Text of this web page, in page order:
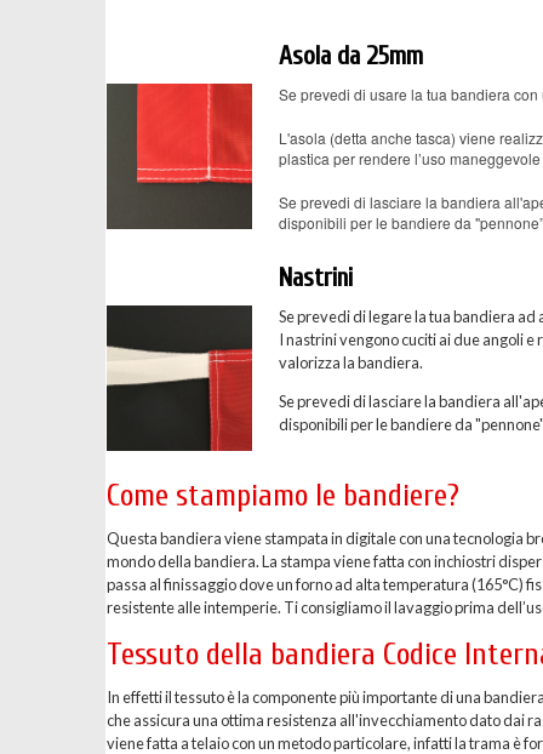
Asola da 25mm
Se prevedi di usare la tua bandiera
L'asola (detta anche tasca) viene
plastica per rendere l’uso
Se prevedi di lasciare la bandiera
disponibili per le bandiere da
Nastrini
Se prevedi di legare la tua bandiera
I nastrini vengono cuciti ai due angoli
valorizza la bandiera.
Se prevedi di lasciare la bandiera
disponibili per le bandiere da
Come stampiamo le bandiere?
Questa bandiera viene stampata in digitale con una tecnologia
mondo della bandiera. La stampa viene fatta con inchiostri
passa al finissaggio dove un forno ad alta temperatura (165°C)
resistente alle intemperie. Ti consigliamo il lavaggio prima
Tessuto della bandiera Codice
In effetti il tessuto è la componente più importante di una
che assicura una ottima resistenza all'invecchiamento dato dai
viene fatta a telaio con un metodo particolare, infatti la trama è